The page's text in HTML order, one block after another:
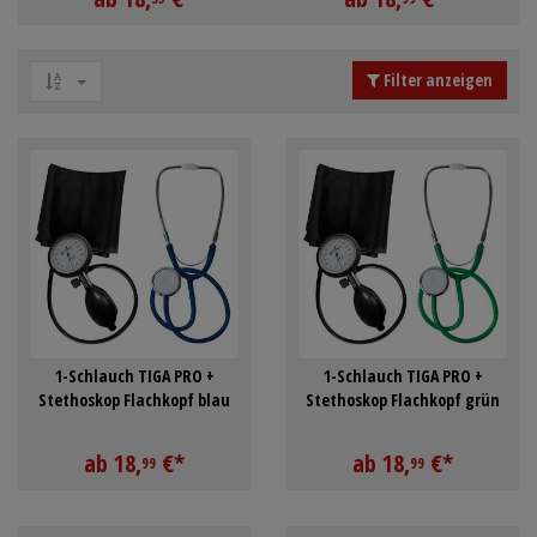
Schürzen
Ärmelschoner
Mundpflege &
Unterlagen und
Filter anzeigen
1-Schlauch TIGA PRO +
Stethoskop Flachkopf blau
ab 18,99 €*
1-Schlauch TIGA PRO +
Stethoskop Flachkopf grün
ab 18,99 €*